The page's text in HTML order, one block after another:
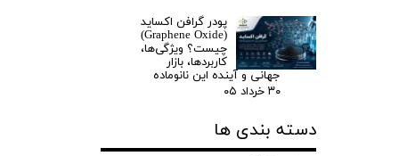
پودر گرافن اکساید
(Graphene Oxide)
چیست؟ ویژگی‌ها،
کاربردها، بازار
جهانی و آینده این نانوماده
۳۰ خرداد ۰۵
دسته بندی ها